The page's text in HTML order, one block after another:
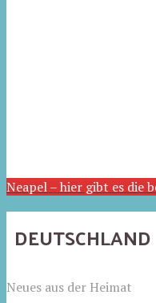
Neapel – hier gibt es die
DEUTSCHLAND
Neues aus der Heimat